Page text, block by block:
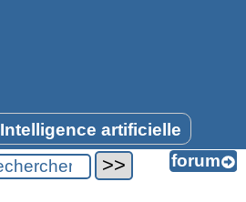
Intelligence artificielle